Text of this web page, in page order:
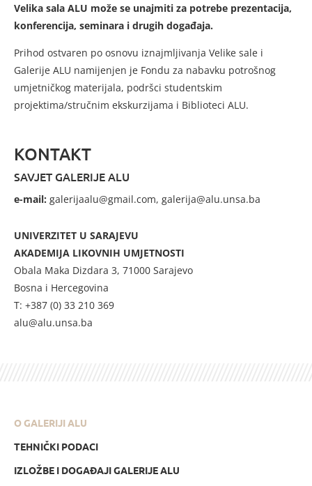
Velika sala ALU može se unajmiti za potrebe prezentacija,
konferencija, seminara i drugih događaja.
Prihod ostvaren po osnovu iznajmljivanja Velike sale i
Galerije ALU namijenjen je Fondu za nabavku potrošnog
umjetničkog materijala, podršci studentskim
projektima/stručnim ekskurzijama i Biblioteci ALU.
KONTAKT
SAVJET GALERIJE ALU
e-mail: galerijaalu@gmail.com, galerija@alu.unsa.ba
UNIVERZITET U SARAJEVU
AKADEMIJA LIKOVNIH UMJETNOSTI
Obala Maka Dizdara 3, 71000 Sarajevo
Bosna i Hercegovina
T: +387 (0) 33 210 369
alu@alu.unsa.ba
O GALERIJI ALU
TEHNIČKI PODACI
IZLOŽBE I DOGAĐAJI GALERIJE ALU